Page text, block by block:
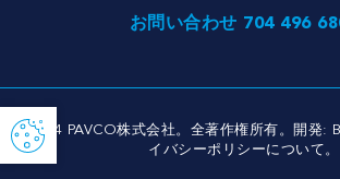
お問い合わせ 704 496
© 2024 PAVCO株式会社。全著作権所有。開発:
イバシーポリシーについて 。